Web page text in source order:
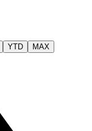
YTD MAX